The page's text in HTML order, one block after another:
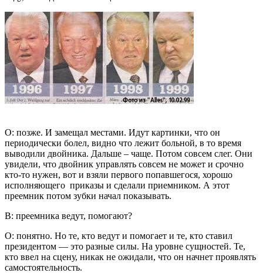
О: позже. И замещал местами. Идут картинки, что он
периодически болел, видно что лежит больной, в то время
выводили двойника. Дальше – чаще. Потом совсем слег. Они
увидели, что двойник управлять совсем не может и срочно
кто-то нужен, вот и взяли первого попавшегося, хорошо
исполняющего приказы и сделали приемником. А этот
преемник потом зубки начал показывать.
В: преемника ведут, помогают?
О: понятно. Но те, кто ведут и помогает и те, кто ставил
президентом — это разные силы. На уровне сущностей. Те,
кто ввел на сцену, никак не ожидали, что он начнет проявлять
самостоятельность.